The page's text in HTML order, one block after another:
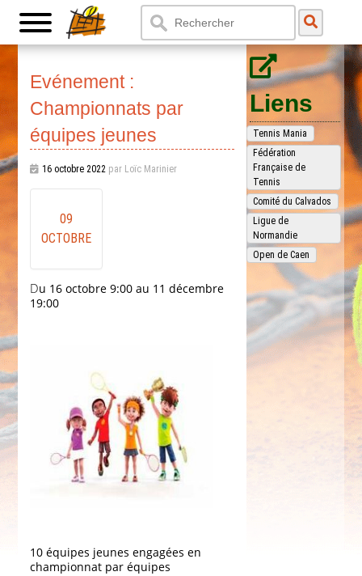
Evénement :
Championnats par
équipes jeunes
16 octobre 2022 par Loïc Marinier
09
OCTOBRE
Du 16 octobre 9:00 au 11 décembre
19:00
10 équipes jeunes engagées en
championnat par équipes
Liens
Tennis Mania
Fédération
Française de
Tennis
Comité du Calvados
Ligue de
Normandie
Open de Caen